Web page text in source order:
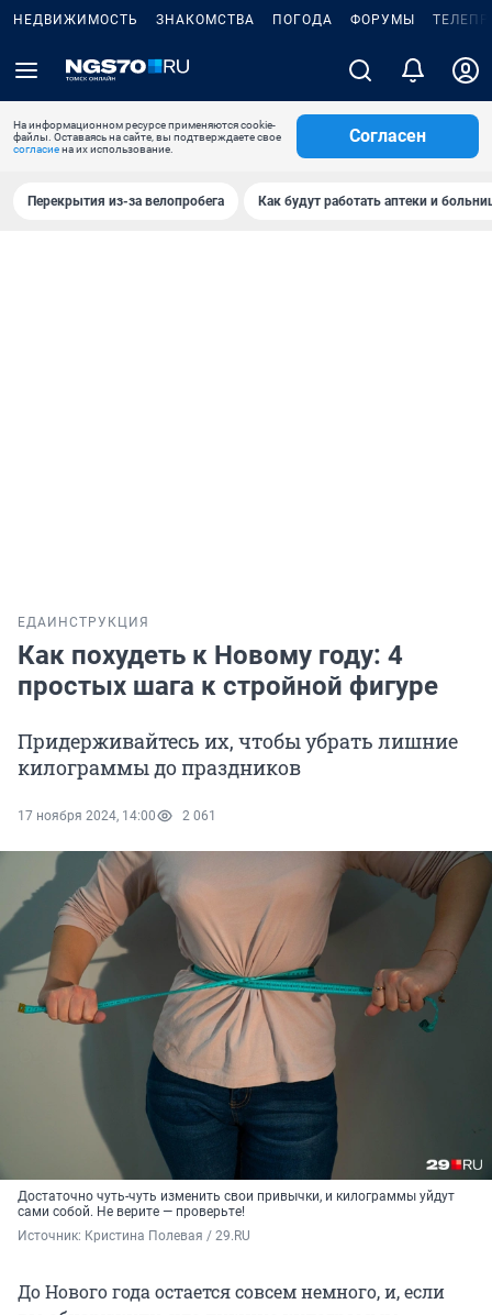
НЕДВИЖИМОСТЬ ЗНАКОМСТВА ПОГОДА ФОРУМЫ
На информационном ресурсе применяются cookie-
файлы. Оставаясь на сайте, вы подтверждаете свое
согласиена их использование.
Согласен
Перекрытия из-за велопробега Как будут работать аптеки и
ЕДА ИНСТРУКЦИЯ
Как похудеть к Новому году: 4
простых шага к стройной фигуре
Придерживайтесь их, чтобы убрать лишние
килограммы до праздников
17 ноября 2024, 14:00 2 061
Достаточно чуть-чуть изменить свои привычки, и килограммы уйдут
сами собой. Не верите — проверьте!
Источник: Кристина Полевая / 29.RU
До Нового года остается совсем немного, и, если